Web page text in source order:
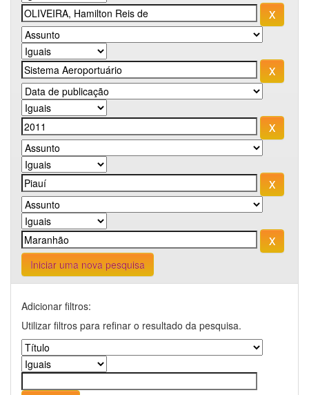
Iniciar uma nova pesquisa
Adicionar filtros:
Utilizar filtros para refinar o resultado da pesquisa.